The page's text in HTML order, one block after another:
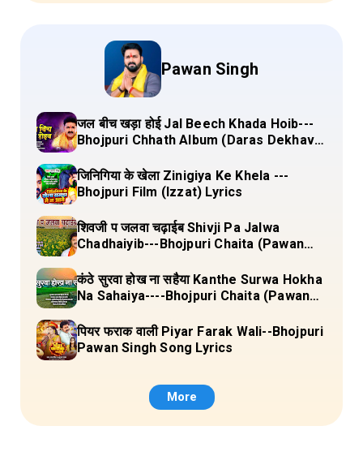
Pawan Singh
जल बीच खड़ा होई Jal Beech Khada Hoib---
Bhojpuri Chhath Album (Daras Dekhava
जिनिगिया के खेला Zinigiya Ke Khela ---
Bhojpuri Film (Izzat) Lyrics
शिवजी प जलवा चढ़ाईब Shivji Pa Jalwa
Chadhaiyib---Bhojpuri Chaita (Pawan
कंठे सुरवा होख ना सहैया Kanthe Surwa Hokha
Na Sahaiya----Bhojpuri Chaita (Pawan
पियर फराक वाली Piyar Farak Wali--Bhojpuri
Pawan Singh Song Lyrics
More